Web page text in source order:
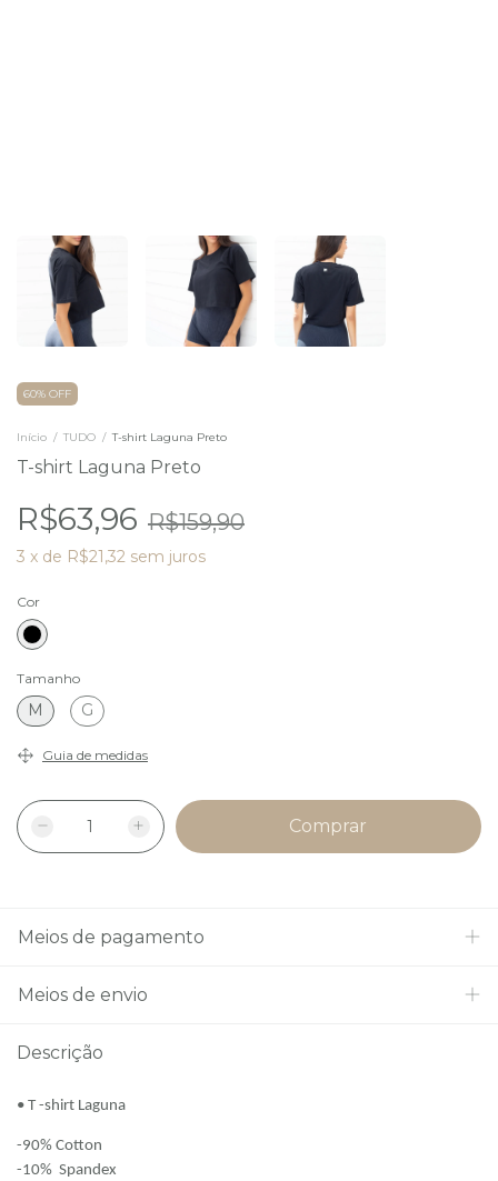
60% OFF
Início / TUDO / T-shirt Laguna Preto
T-shirt Laguna Preto
R$63,96 R$159,90
3 x de R$21,32 sem juros
Cor
Tamanho
M G
Guia de medidas
Meios de pagamento
Meios de envio
Descrição
• T -shirt Laguna
-90% Cotton
-10% Spandex